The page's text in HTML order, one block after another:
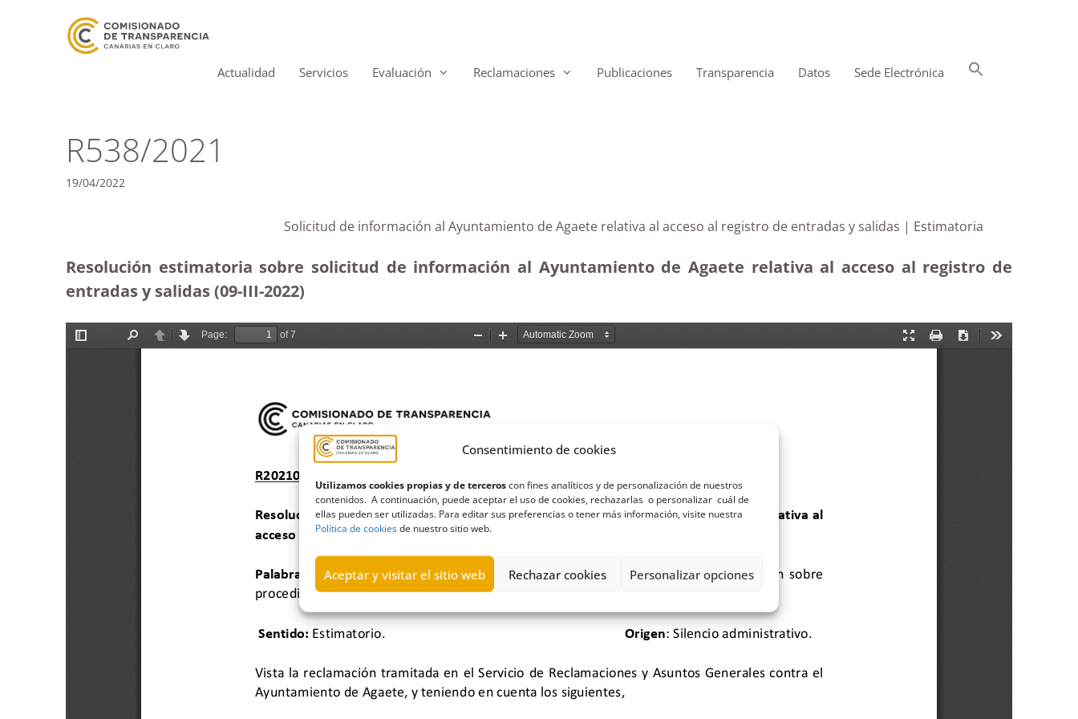
Consentimiento de cookies
Utilizamos cookies propias y de terceroscon fines analíticos y de personalización de nuestros
contenidos. A continuación, puede aceptar el uso de cookies, rechazarlas o personalizar cuál de
ellas pueden ser utilizadas. Para editar sus preferencias o tener más información, visite nuestra
Política de cookiesde nuestro sitio web.
Aceptar y visitar el sitio web Rechazar cookies Personalizar opciones
Actualidad Servicios Evaluación Reclamaciones Publicaciones Transparencia Datos Sede Electrónica
R538/2021
19/04/2022
Solicitud de información al Ayuntamiento de Agaete relativa al acceso al registro de entradas y salidas | Estimatoria
Resolución estimatoria sobre solicitud de información al Ayuntamiento de Agaete relativa al acceso al registro de
entradas y salidas(09-III-2022)